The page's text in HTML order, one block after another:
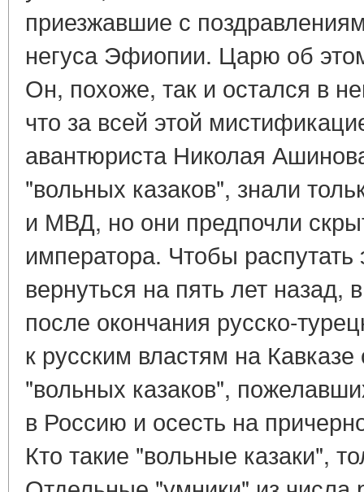
приезжавшие с
негуса Эфиопии. Царю об
Он, похоже, так и остался в
что за всей этой
авантюриста Николая
"вольных казаков", знали
и МВД, но они предпочли
императора. Чтобы
вернуться на пять лет назад,
после окончания русско-
к русским властям на
"вольных казаков",
в Россию и осесть на
Кто такие "вольные казаки",